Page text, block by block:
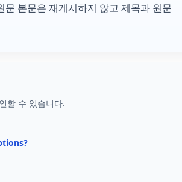
본문은 재게시하지 않고 제목과 원문
할 수 있습니다.